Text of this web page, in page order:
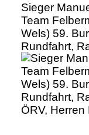
Sieger
Team
Wels) 59.
Rundfahrt,
ÖRV, Herren